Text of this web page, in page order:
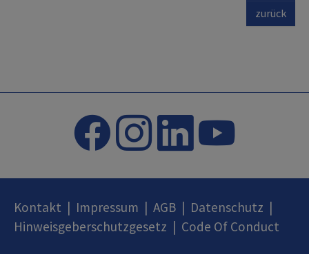
zurück
Kontakt Impressum AGB Datenschutz
Hinweisgeberschutzgesetz
Code Of Conduct